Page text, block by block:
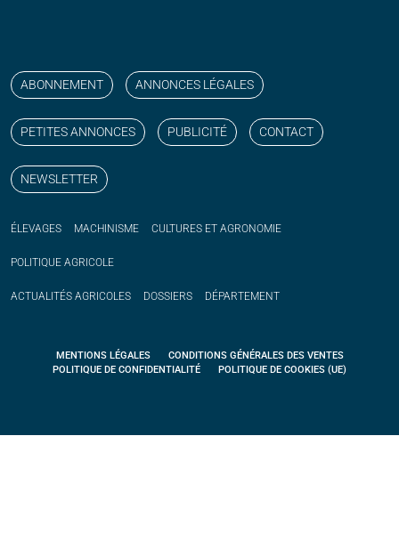
ABONNEMENT ANNONCES LÉGALES
PETITES ANNONCES PUBLICITÉ CONTACT
NEWSLETTER
ÉLEVAGES MACHINISME CULTURES ET AGRONOMIE
POLITIQUE AGRICOLE
ACTUALITÉS AGRICOLES DOSSIERS DÉPARTEMENT
MENTIONS LÉGALES
CONDITIONS GÉNÉRALES DES VENTES
POLITIQUE DE CONFIDENTIALITÉ
POLITIQUE DE COOKIES (UE)